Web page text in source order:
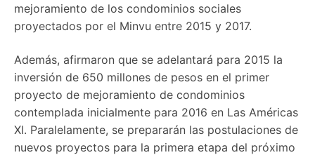
mejoramiento de los condominios sociales
proyectados por el Minvu entre 2015 y 2017.
Además, afirmaron que se adelantará para 2015 la
inversión de 650 millones de pesos en el primer
proyecto de mejoramiento de condominios
contemplada inicialmente para 2016 en Las Américas
XI. Paralelamente, se prepararán las postulaciones de
nuevos proyectos para la primera etapa del próximo